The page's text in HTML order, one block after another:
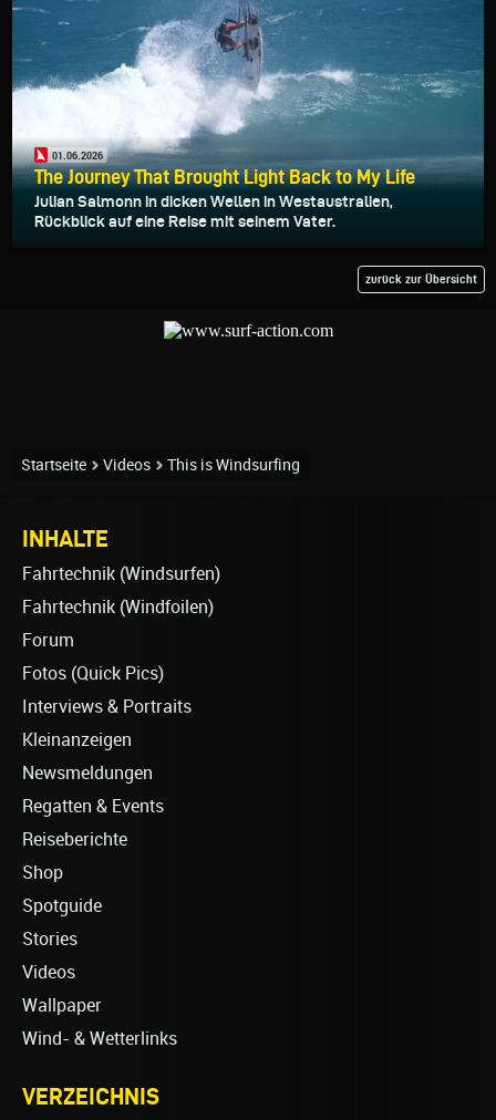
01.06.2026
The Journey That Brought Light Back to My Life
Julian Salmonn in dicken Wellen in Westaustralien,
Rückblick auf eine Reise mit seinem Vater.
zurück zur Übersicht
Startseite Videos This is Windsurfing
INHALTE
Fahrtechnik (Windsurfen)
Fahrtechnik (Windfoilen)
Forum
Fotos (Quick Pics)
Interviews & Portraits
Kleinanzeigen
Newsmeldungen
Regatten & Events
Reiseberichte
Shop
Spotguide
Stories
Videos
Wallpaper
Wind- & Wetterlinks
VERZEICHNIS